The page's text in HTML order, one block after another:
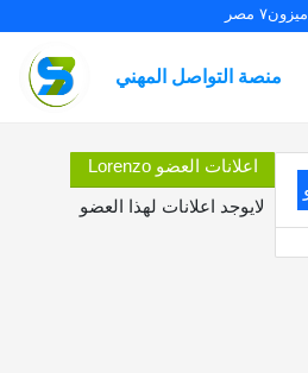
ميزون٧ مصر
منصة التواصل المهني
اعلانات العضو Lorenzo
لايوجد اعلانات لهذا العضو